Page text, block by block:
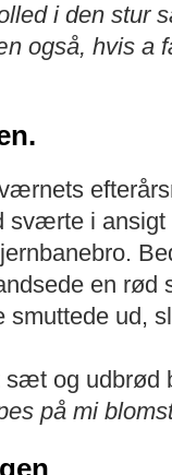
i den stur
også, hvis a
sværte i
en rød
smuttede ud,
sæt og udbrød
på mi